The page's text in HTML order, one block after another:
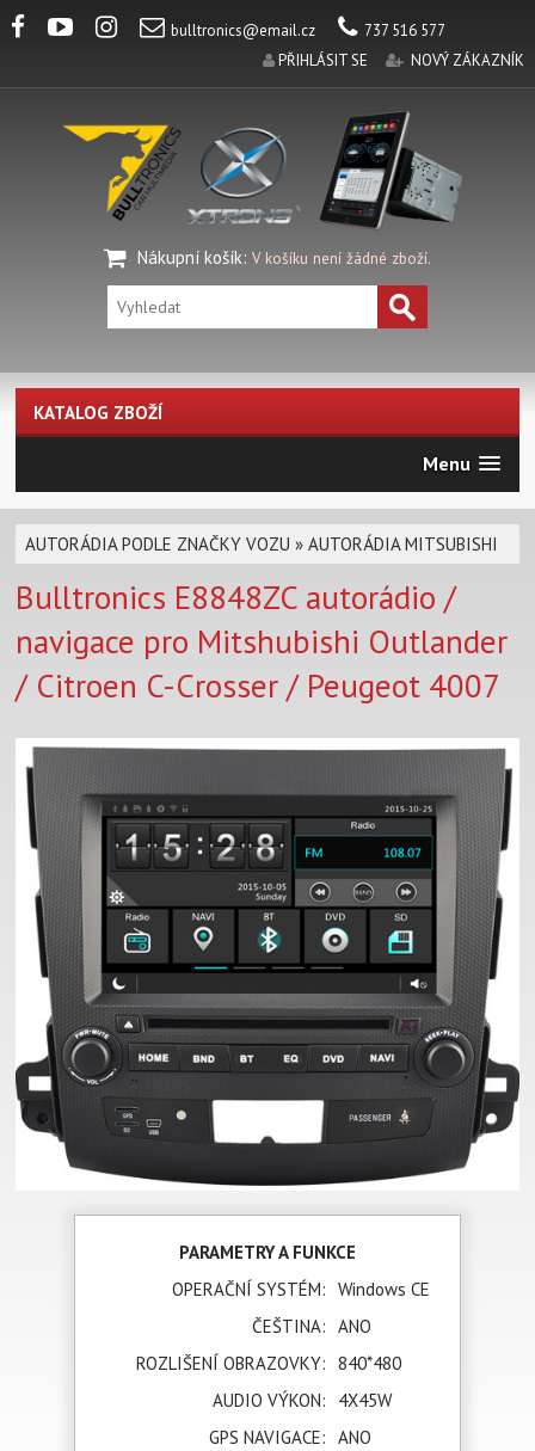
bulltronics@email.cz
737 516 577
PŘIHLÁSIT SE
NOVÝ ZÁKAZNÍK
Nákupní košík: V košíku není žádné zboží.
KATALOG ZBOŽÍ
Menu
AUTORÁDIA PODLE ZNAČKY VOZU »AUTORÁDIA MITSUBISHI
Bulltronics E8848ZC autorádio /
navigace pro Mitshubishi Outlander
/ Citroen C-Crosser / Peugeot 4007
PARAMETRY A FUNKCE
OPERAČNÍ SYSTÉM: Windows CE
ČEŠTINA: ANO
ROZLIŠENÍ OBRAZOVKY: 840*480
AUDIO VÝKON:
4X45W
GPS NAVIGACE: ANO